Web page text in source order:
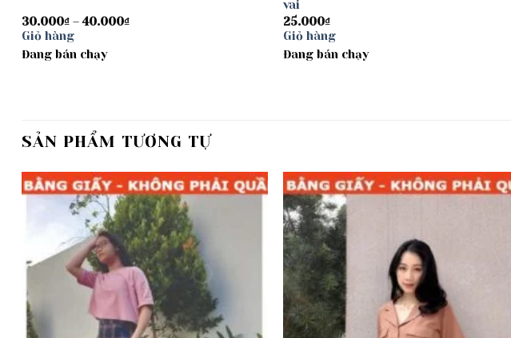
30.000₫ – 40.000₫Khoảng
Giỏ hàng
Đang bán chạy
vai
25.000₫
Giỏ hàng
Đang bán chạy
SẢN PHẨM TƯƠNG TỰ